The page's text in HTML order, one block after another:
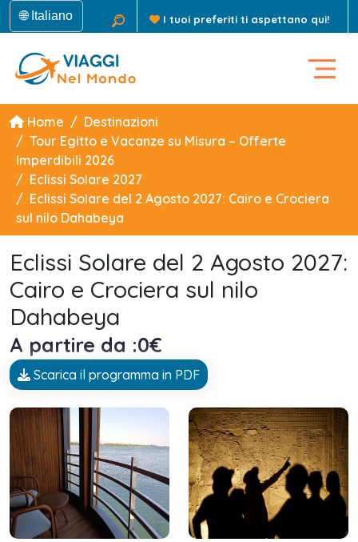
🌐 Italiano I tuoi preferiti ti aspettano qui!
Home
Destinazioni
Tour Egitto e Vacanze su Misura – Offerte
Imperdibili 2026
Eclissi Solare 2027
Eclissi Solare del 2 Agosto 2027: Cairo e Crociera
sul nilo Dahabeya
Eclissi Solare del 2 Agosto 2027:
Cairo e Crociera sul nilo
Dahabeya
A partire da :0€
Scarica il programma in PDF